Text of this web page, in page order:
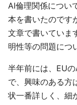
AI倫理関係につい
本を書いたのです
文章で書いていま
明性等の問題につ
半年前には、EU
で、興味のある方
状一番詳しく、細